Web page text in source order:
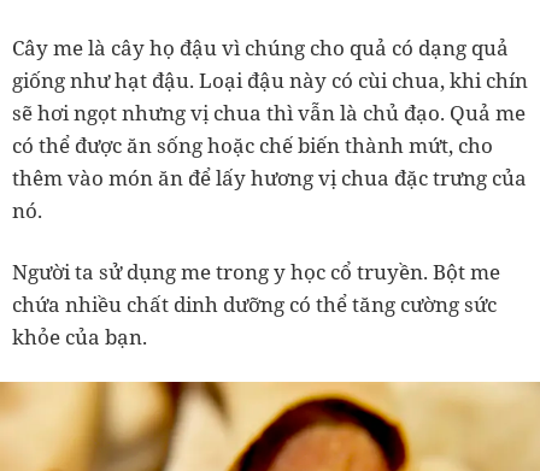
Cây me là cây họ đậu vì chúng cho quả có dạng quả
giống như hạt đậu. Loại đậu này có cùi chua, khi chín
sẽ hơi ngọt nhưng vị chua thì vẫn là chủ đạo. Quả me
có thể được ăn sống hoặc chế biến thành mứt, cho
thêm vào món ăn để lấy hương vị chua đặc trưng của
nó.
Người ta sử dụng me trong y học cổ truyền. Bột me
chứa nhiều chất dinh dưỡng có thể tăng cường sức
khỏe của bạn.